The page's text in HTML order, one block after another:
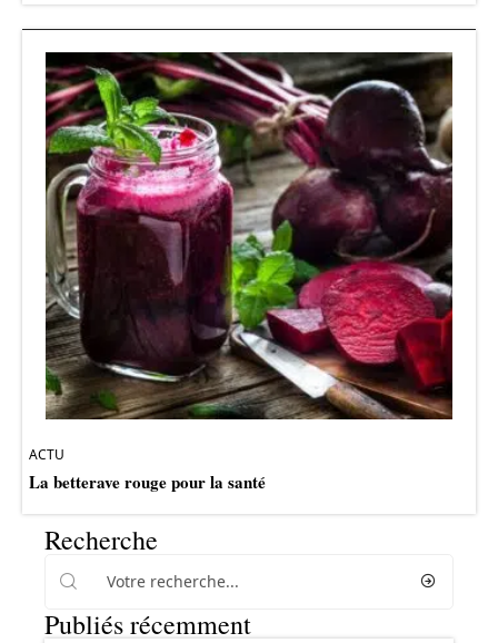
ACTU
La betterave rouge pour la santé
Recherche
Publiés récemment